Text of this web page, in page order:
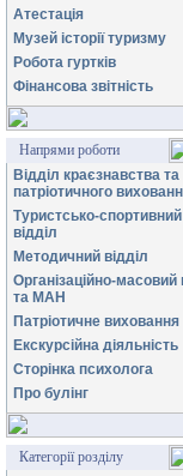
Атестація
Музей історії туризму
Робота гуртків
Фінансова звітність
Напрями роботи
Відділ краєзнавства та
патріотичного
Туристсько-спортивний
відділ
Методичний відділ
Організаційно-масовий
та МАН
Патріотичне виховання
Екскурсійна діяльність
Сторінка психолога
Про булінг
Категорії розділу